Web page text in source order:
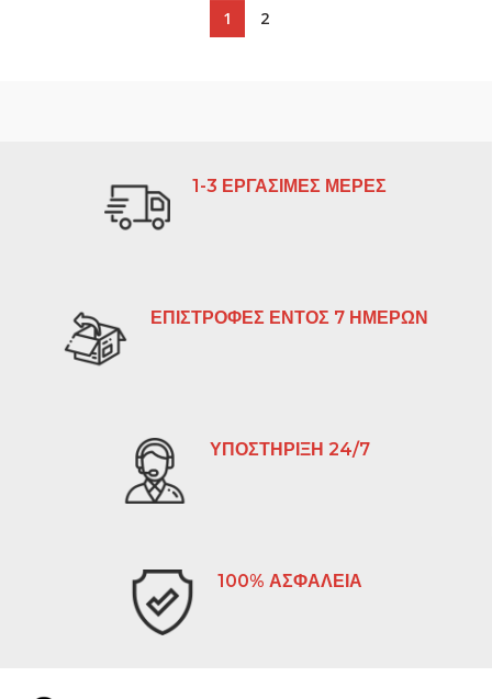
1 2
1-3 ΕΡΓΑΣΙΜΕΣ ΜΕΡΕΣ
ΕΠΙΣΤΡΟΦΕΣ ΕΝΤΟΣ 7 ΗΜΕΡΩΝ
ΥΠΟΣΤΗΡΙΞΗ 24/7
100% ΑΣΦΑΛΕΙΑ